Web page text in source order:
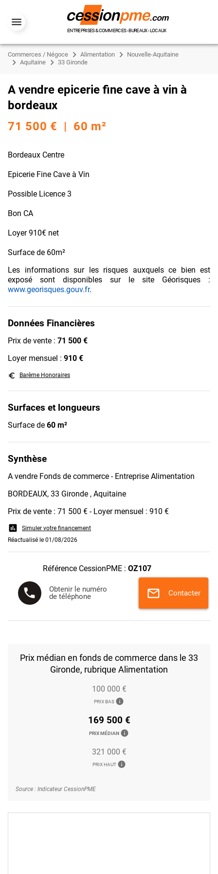
ENTREPRISES & COMMERCES - BUREAUX - LOCAUX
Commerces / Négoce Alimentation
Nouvelle-Aquitaine
Aquitaine
33 Gironde
A vendre epicerie fine cave à vin à
bordeaux
71 500 € | 60 m²
Bordeaux Centre
Epicerie Fine Cave à Vin
Possible Licence 3
Bon CA
Loyer 910€ net
Surface de 60m²
Les informations sur les risques auxquels ce bien est
exposé sont disponibles sur le site Géorisques :
www.georisques.gouv.fr.
Données Financières
Prix de vente : 71 500 €
Loyer mensuel : 910 €
euro_symbol Barème Honoraires
Surfaces et longueurs
Surface de 60 m²
Synthèse
A vendre Fonds de commerce - Entreprise Alimentation
BORDEAUX, 33 Gironde , Aquitaine
Prix de vente : 71 500 € - Loyer mensuel : 910 €
assessment
Simuler votre financement
Réactualisé le 01/08/2026
Référence CessionPME : OZ107
phone
Obtenir le numéro
de téléphone
mail Contacter
Prix médian en fonds de commerce dans le 33
Gironde, rubrique Alimentation
100 000 €
PRIX BAS info
169 500 €
PRIX MÉDIAN info
321 000 €
PRIX HAUT info
Source : Indicateur CessionPME